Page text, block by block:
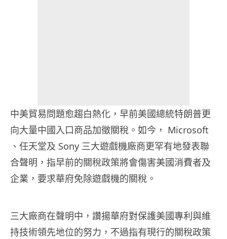
中美貿易問題愈趨白熱化，早前美國總統特朗普更
向大量中國入口商品加徵關稅。如今， Microsoft
、任天堂及 Sony 三大遊戲機廠商更罕有地發表聯
合聲明，指早前的關稅政策將會傷害美國消費者及
企業，要求華府免除遊戲機的關稅。
三大廠商在聲明中，讚揚華府對保護美國專利與維
持技術領先地位的努力，不過指有現行的關稅政策